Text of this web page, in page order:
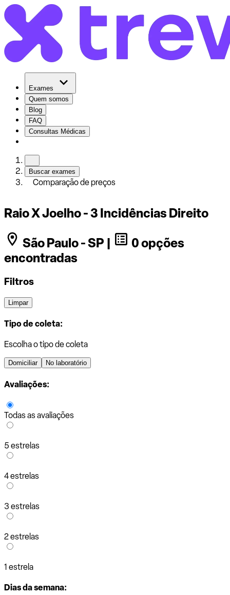
Exames
Quem somos
Blog
FAQ
Consultas Médicas
Buscar exames
Comparação de preços
Raio X Joelho - 3 Incidências Direito
São Paulo - SP |
0 opções
encontradas
Filtros
Limpar
Tipo de coleta:
Escolha o tipo de coleta
Domiciliar No laboratório
Avaliações:
Todas as avaliações
5 estrelas
4 estrelas
3 estrelas
2 estrelas
1 estrela
Dias da semana: